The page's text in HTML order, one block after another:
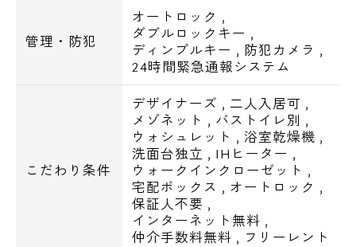
■オートロック
■ディンプルキー
■モニター付インターホン
■敷地内ごみ出し
■システムキッチン
管理・防犯
オートロック ,
ダブルロックキー ,
ディンプルキー , 防犯カメラ ,
24時間緊急通報システム
こだわり条件
デザイナーズ , 二人入居可 ,
メゾネット , バストイレ別 ,
ウォシュレット , 浴室乾燥機 ,
洗面台独立 , IHヒーター ,
ウォークインクローゼット ,
宅配ボックス , オートロック ,
保証人不要 ,
インターネット無料 ,
仲介手数料無料 , フリーレント